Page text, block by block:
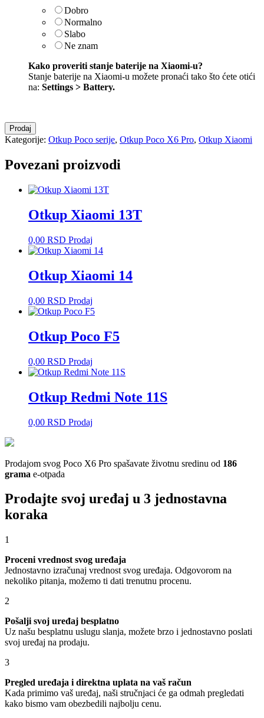
Dobro
Normalno
Slabo
Ne znam
Kako proveriti stanje baterije na Xiaomi-u?
Stanje baterije na Xiaomi-u možete pronaći tako što ćete otići
na: Settings > Battery.
Otkup
Poco
Pro
količina
Prodaj
Kategorije: Otkup Poco serije, Otkup Poco X6 Pro, Otkup Xiaomi
Povezani proizvodi
Otkup Xiaomi 13T
0,00 RSD Prodaj
Otkup Xiaomi 14
0,00 RSD Prodaj
Otkup Poco F5
0,00 RSD Prodaj
Otkup Redmi Note 11S
0,00 RSD Prodaj
Prodajom svog Poco X6 Pro spašavate životnu sredinu od 186
grama e-otpada
Prodajte svoj uređaj u 3 jednostavna
koraka
1
Proceni vrednost svog uređaja
Jednostavno izračunaj vrednost svog uređaja. Odgovorom na
nekoliko pitanja, možemo ti dati trenutnu procenu.
2
Pošalji svoj uređaj besplatno
Uz našu besplatnu uslugu slanja, možete brzo i jednostavno poslati
svoj uređaj na prodaju.
3
Pregled uređaja i direktna uplata na vaš račun
Kada primimo vaš uređaj, naši stručnjaci će ga odmah pregledati
kako bismo vam obezbedili najbolju cenu.